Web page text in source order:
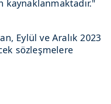
Eylül ve Aralık 2023
sözleşmelere